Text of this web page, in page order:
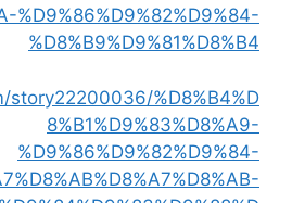
%D9%86%D9%82%D9%84-
%D8%B9%D9%81%D8%B4
%D8%B4%D
8%B1%D9%83%D8%A9-
%D9%86%D9%82%D9%84-